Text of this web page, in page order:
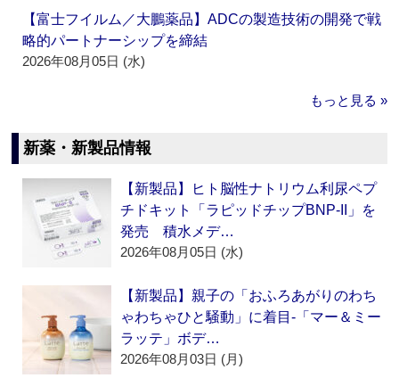
【富士フイルム／大鵬薬品】ADCの製造技術の開発で戦
略的パートナーシップを締結
2026年08月05日 (水)
もっと見る »
新薬・新製品情報
【新製品】ヒト脳性ナトリウム利尿ペプ
チドキット「ラピッドチップBNP-II」を
発売 積水メデ…
2026年08月05日 (水)
【新製品】親子の「おふろあがりのわち
ゃわちゃひと騒動」に着目‐「マー＆ミー
ラッテ」ボデ…
2026年08月03日 (月)